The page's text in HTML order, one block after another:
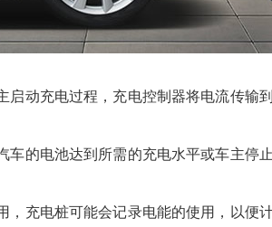
启动充电过程，充电控制器将电流传输
车的电池达到所需的充电水平或车主停
，充电桩可能会记录电能的使用，以便